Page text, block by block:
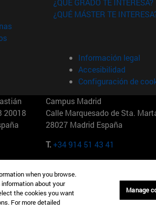
en nueva ventana)
(abre en nueva ventana)
(abre en nueva ventana)
¿QUÉ GRADO TE INTERESA?
¿QUÉ MÁSTER TE
Información legal
Accesibilidad
Configuración de
20018
Campus Madrid
Calle Marquesado de Sta.
28027 Madrid España
T.+34 914 51 43 41
York Maria-Theresia-Straße 15
Múnich Alemania
T.+49 89 24209790
when you browse.
about your
the cookies you want
For more detailed
Manage